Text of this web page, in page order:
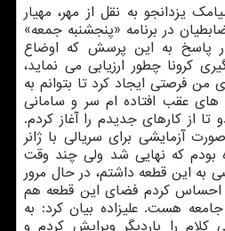
یزدانجو به نقل از مهر، مهیار
در برنامه «پنجشنبه جمعه»
شب ۱۱ مهر در پاسخ به این پرسش که اوضاع
کرونا چطور ارزیابی می نماید،
فرصتی ایجاد کرد تا بتوانم به
های عقب افتاده ام سر و سامانی
از کارهای جدیدم را آغاز کردم.
آزمایشی برای سریالی با ژانر
که نهایی شد ولی چند وقت
به این قطعه داشتم، در حال مرور
احساس کردم فضای این قطعه هم
هست. علیزاده بیان کرد: به
را باردیگر ویرایش کردم و